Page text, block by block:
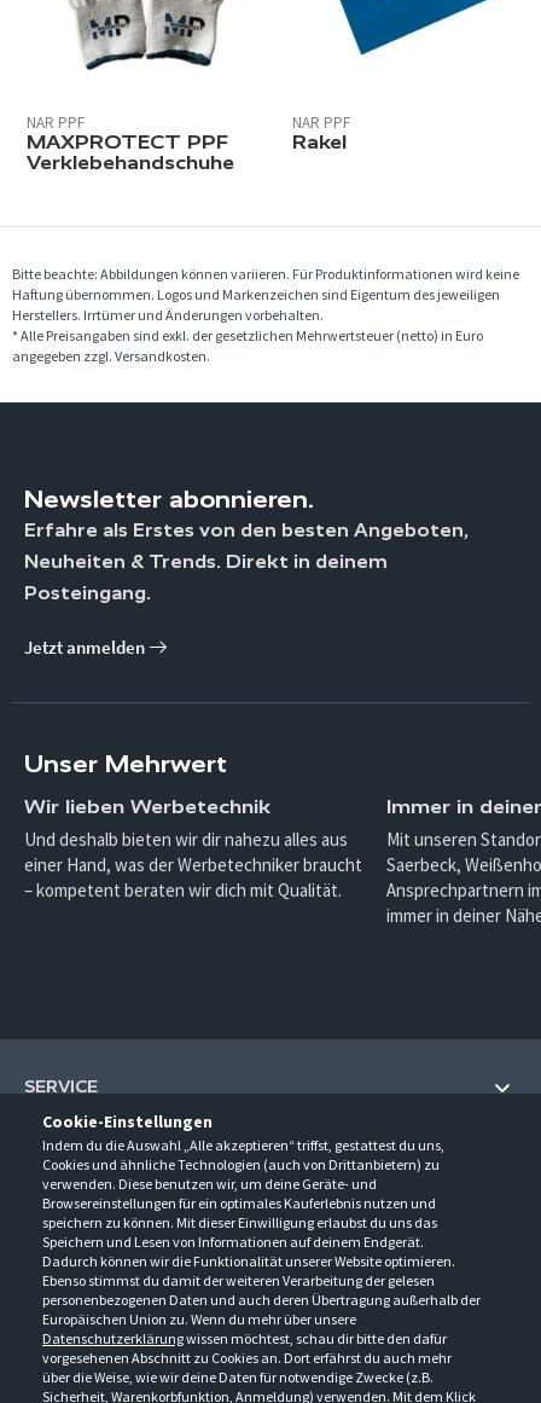
Cookie-Einstellungen
Indem du die Auswahl „Alle akzeptieren“ triffst, gestattest du uns,
Cookies und ähnliche Technologien (auch von Drittanbietern) zu
verwenden. Diese benutzen wir, um deine Geräte- und
Browsereinstellungen für ein optimales Kauferlebnis nutzen und
speichern zu können. Mit dieser Einwilligung erlaubst du uns das
Speichern und Lesen von Informationen auf deinem Endgerät.
Dadurch können wir die Funktionalität unserer Website optimieren.
Ebenso stimmst du damit der weiteren Verarbeitung der gelesen
personenbezogenen Daten und auch deren Übertragung außerhalb der
Europäischen Union zu. Wenn du mehr über unsere
Datenschutzerklärungwissen möchtest, schau dir bitte den dafür
vorgesehenen Abschnitt zu Cookies an. Dort erfährst du auch mehr
über die Weise, wie wir deine Daten für notwendige Zwecke (z.B.
Sicherheit, Warenkorbfunktion, Anmeldung) verwenden. Mit dem Klick
NAR PPF
MAXPROTECT PPF
Verklebehandschuhe
NAR PPF
Rakel
Bitte beachte: Abbildungen können variieren. Für Produktinformationen wird keine
Haftung übernommen. Logos und Markenzeichen sind Eigentum des jeweiligen
Herstellers. Irrtümer und Änderungen vorbehalten.
* Alle Preisangaben sind exkl. der gesetzlichen Mehrwertsteuer (netto) in Euro
angegeben zzgl. Versandkosten.
Newsletter abonnieren.
Erfahre als Erstes von den besten Angeboten,
Neuheiten & Trends. Direkt in deinem
Posteingang.
Jetzt anmelden
Unser Mehrwert
Wir lieben Werbetechnik
Und deshalb bieten wir dir nahezu alles aus
einer Hand, was der Werbetechniker braucht
– kompetent beraten wir dich mit Qualität.
Immer in
Mit unseren
Saerbeck,
Ansprechpartnern
immer in deiner
SERVICE
Hilfe und Information
Fragen und Antworten (FAQ)
Kontakt
Newsletter
Events
Downloads
Kataloge
UNTERNEHMEN
Über uns
Anfahrt
Ansprechpartner
Außendienstbesuch
Jobs & Ausbildung
Retouren/Reklamationen
KONTAKT
Gröner-Schulze GmbH
Sarirstraße 5
12529 Schönefeld
Berlin-Schönefeld: +49 30 68 29 54-0
Saerbeck: +49 2574 88750-0
Weißenhorn: +49 731 3982-0
ÖFFNUNGSZEITEN
Montag - Donnerstag
9:00 - 17:00
Freitag
9:00 - 15:00
FOLGE UNS